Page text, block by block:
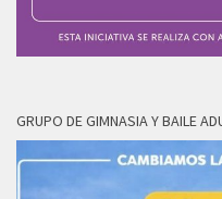
GRUPO DE GIMNASIA Y BAILE